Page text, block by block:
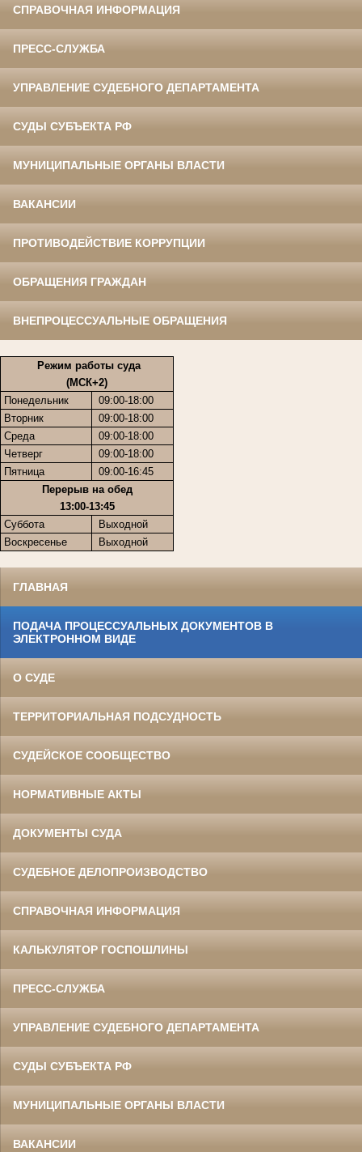
СПРАВОЧНАЯ ИНФОРМАЦИЯ
ПРЕСС-СЛУЖБА
УПРАВЛЕНИЕ СУДЕБНОГО ДЕПАРТАМЕНТА
СУДЫ СУБЪЕКТА РФ
МУНИЦИПАЛЬНЫЕ ОРГАНЫ ВЛАСТИ
ВАКАНСИИ
ПРОТИВОДЕЙСТВИЕ КОРРУПЦИИ
ОБРАЩЕНИЯ ГРАЖДАН
ВНЕПРОЦЕССУАЛЬНЫЕ ОБРАЩЕНИЯ
Режим работы суда
(МСК+2)
Понедельник
09:00-18:00
Вторник
09:00-18:00
Среда
09:00-18:00
Четверг
09:00-18:00
Пятница
09:00-16:45
Перерыв на обед
13:00-13:45
Суббота
Выходной
Воскресенье
Выходной
ГЛАВНАЯ
ПОДАЧА ПРОЦЕССУАЛЬНЫХ ДОКУМЕНТОВ В
ЭЛЕКТРОННОМ ВИДЕ
О СУДЕ
ТЕРРИТОРИАЛЬНАЯ ПОДСУДНОСТЬ
СУДЕЙСКОЕ СООБЩЕСТВО
НОРМАТИВНЫЕ АКТЫ
ДОКУМЕНТЫ СУДА
СУДЕБНОЕ ДЕЛОПРОИЗВОДСТВО
СПРАВОЧНАЯ ИНФОРМАЦИЯ
КАЛЬКУЛЯТОР ГОСПОШЛИНЫ
ПРЕСС-СЛУЖБА
УПРАВЛЕНИЕ СУДЕБНОГО ДЕПАРТАМЕНТА
СУДЫ СУБЪЕКТА РФ
МУНИЦИПАЛЬНЫЕ ОРГАНЫ ВЛАСТИ
ВАКАНСИИ